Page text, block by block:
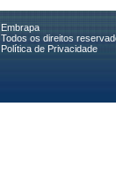
Embrapa
Todos os direitos
Política de Privacidade